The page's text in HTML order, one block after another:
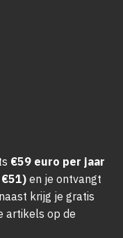
€59 euro per jaar
en je ontvangt
krijg je gratis
artikels op de